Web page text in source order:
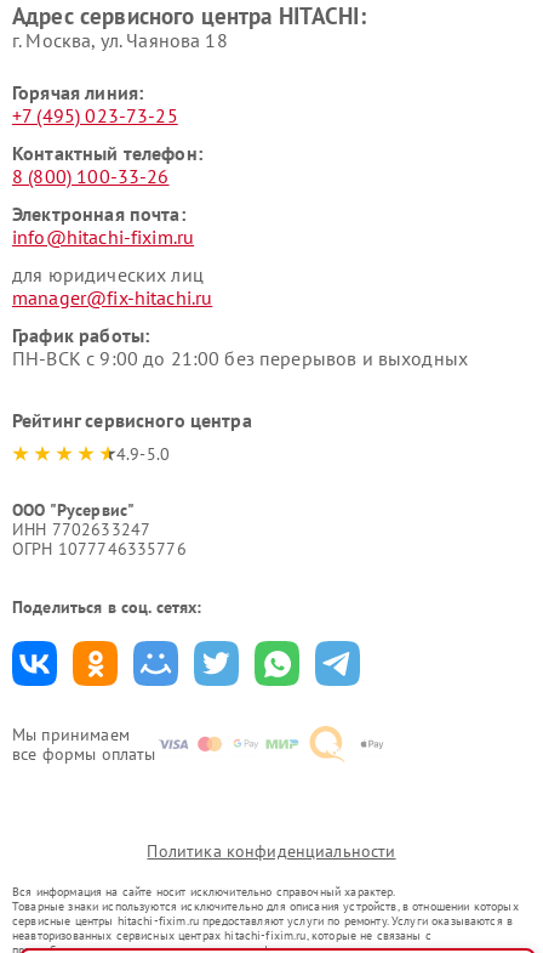
Мы принимаем
все формы оплаты
HITACHI
HITACHI
Адрес сервисного центра HITACHI:
г. Москва, ул. Чаянова 18
Горячая линия:
+7 (495) 023-73-25
Контактный телефон:
8 (800) 100-33-26
Электронная почта:
info@hitachi-fixim.ru
для юридических лиц
manager@fix-hitachi.ru
График работы:
ПН-ВСК с 9:00 до 21:00 без перерывов и выходных
Рейтинг сервисного центра
4.9-5.0
ООО "Русервис"
ИНН 7702633247
ОГРН 1077746335776
Поделиться в соц. сетях:
Политика конфиденциальности
Вся информация на сайте носит исключительно справочный характер.
Товарные знаки используются исключительно для описания устройств, в отношении которых
сервисные центры hitachi-fixim.ru предоставляют услуги по ремонту. Услуги оказываются в
неавторизованных сервисных центрах hitachi-fixim.ru, которые не связаны с